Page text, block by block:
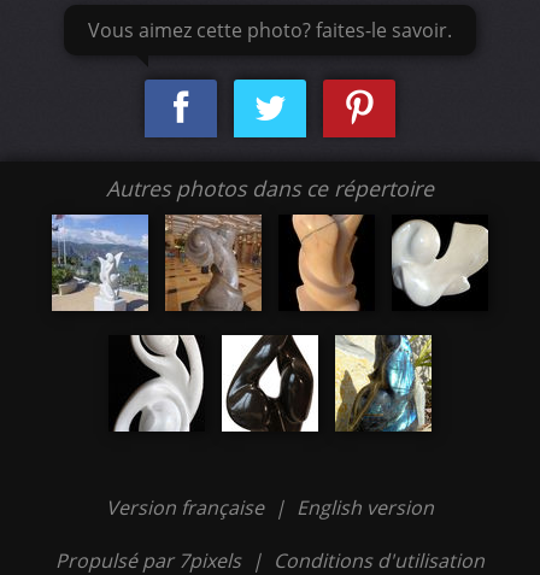
Vous aimez cette photo? faites-le savoir.
Autres photos dans ce répertoire
Version française | English version
Propulsé par 7pixels | Conditions d'utilisation